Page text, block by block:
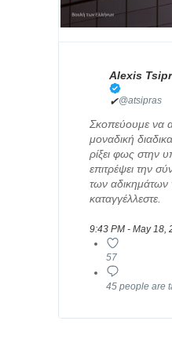
Alexis
✔@atsipras
Σκοπεύουμε να
μοναδική
ρίξει φως στην
επιτρέψει την
των αδικημάτων
καταγγέλλεστε.
9:43 PM - May 18,
57
45 people are